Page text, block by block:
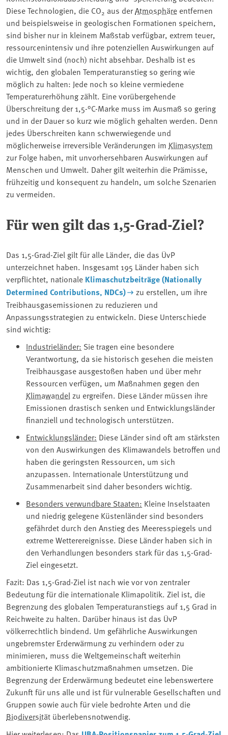
Diese Technologien, die CO2 aus derAtmosphäre entfernen
und beispielsweise in geologischen Formationen speichern,
sind bisher nur in kleinem Maßstab verfügbar, extrem teuer,
ressourcenintensiv und ihre potenziellen Auswirkungen auf
die Umwelt sind (noch) nicht absehbar. Deshalb ist es
wichtig, den globalen Temperaturanstieg so gering wie
möglich zu halten: Jede noch so kleine vermiedene
Temperaturerhöhung zählt. Eine vorübergehende
Überschreitung der 1,5-°C-Marke muss im Ausmaß so gering
und in der Dauer so kurz wie möglich gehalten werden. Denn
jedes Überschreiten kann schwerwiegende und
möglicherweise irreversible Veränderungen im Klimasystem
zur Folge haben, mit unvorhersehbaren Auswirkungen auf
Menschen und Umwelt. Daher gilt weiterhin die Prämisse,
frühzeitig und konsequent zu handeln, um solche Szenarien
zu vermeiden.
Für wen gilt das 1,5-Grad-Ziel?
Das 1,5-Grad-Ziel gilt für alle Länder, die das ÜvP
unterzeichnet haben. Insgesamt 195 Länder haben sich
verpflichtet, nationale Klimaschutzbeiträge (Nationally
Determined Contributions, NDCs)
zu erstellen, um ihre
Treibhausgasemissionen zu reduzieren und
Anpassungsstrategien zu entwickeln. Diese Unterschiede
sind wichtig:
Industrieländer: Sie tragen eine besondere
Verantwortung, da sie historisch gesehen die meisten
Treibhausgase ausgestoßen haben und über mehr
Ressourcen verfügen, um Maßnahmen gegen den
Klimawandel zu ergreifen. Diese Länder müssen ihre
Emissionen drastisch senken und Entwicklungsländer
finanziell und technologisch unterstützen.
Entwicklungsländer: Diese Länder sind oft am stärksten
von den Auswirkungen des Klimawandels betroffen und
haben die geringsten Ressourcen, um sich
anzupassen. Internationale Unterstützung und
Zusammenarbeit sind daher besonders wichtig.
Besonders verwundbare Staaten: Kleine Inselstaaten
und niedrig gelegene Küstenländer sind besonders
gefährdet durch den Anstieg des Meeresspiegels und
extreme Wetterereignisse. Diese Länder haben sich in
den Verhandlungen besonders stark für das 1,5-Grad-
Ziel eingesetzt.
Fazit: Das 1,5-Grad-Ziel ist nach wie vor von zentraler
Bedeutung für die internationale Klimapolitik. Ziel ist, die
Begrenzung des globalen Temperaturanstiegs auf 1,5 Grad in
Reichweite zu halten. Darüber hinaus ist das ÜvP
völkerrechtlich bindend. Um gefährliche Auswirkungen
ungebremster Erderwärmung zu verhindern oder zu
minimieren, muss die Weltgemeinschaft weiterhin
ambitionierte Klimaschutzmaßnahmen umsetzen. Die
Begrenzung der Erderwärmung bedeutet eine lebenswertere
Zukunft für uns alle und ist für vulnerable Gesellschaften und
Gruppen sowie auch für viele bedrohte Arten und die
Biodiversität überlebensnotwendig.